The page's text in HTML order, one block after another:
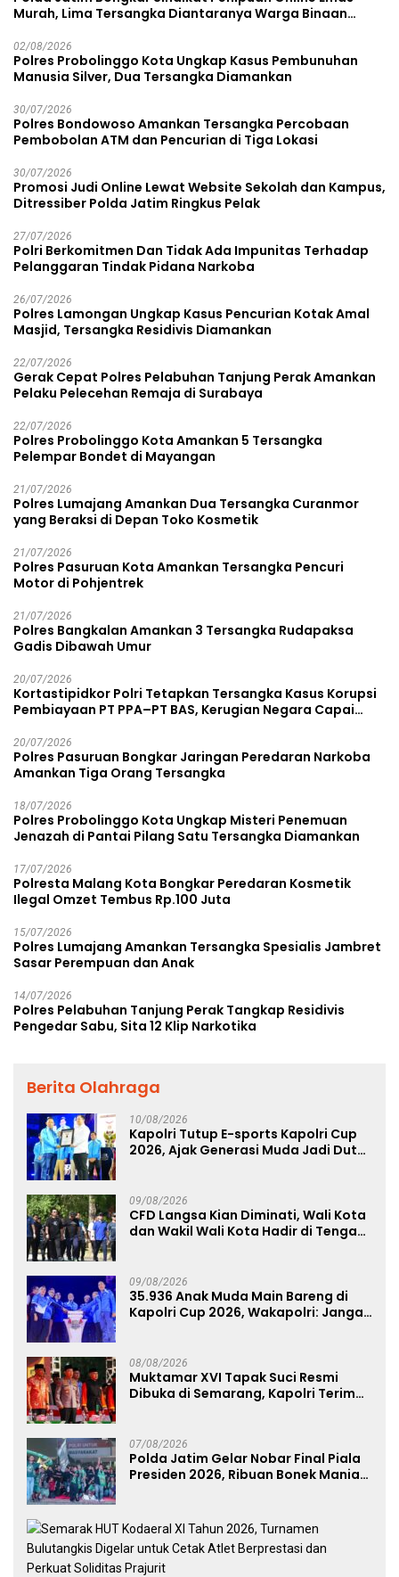
Murah, Lima Tersangka Diantaranya Warga Binaan
02/08/2026
Polres Probolinggo Kota Ungkap Kasus Pembunuhan
Manusia Silver, Dua Tersangka Diamankan
30/07/2026
Polres Bondowoso Amankan Tersangka Percobaan
Pembobolan ATM dan Pencurian di Tiga Lokasi
30/07/2026
Promosi Judi Online Lewat Website Sekolah dan Kampus,
Ditressiber Polda Jatim Ringkus Pelak
27/07/2026
Polri Berkomitmen Dan Tidak Ada Impunitas Terhadap
Pelanggaran Tindak Pidana Narkoba
26/07/2026
Polres Lamongan Ungkap Kasus Pencurian Kotak Amal
Masjid, Tersangka Residivis Diamankan
22/07/2026
Gerak Cepat Polres Pelabuhan Tanjung Perak Amankan
Pelaku Pelecehan Remaja di Surabaya
22/07/2026
Polres Probolinggo Kota Amankan 5 Tersangka
Pelempar Bondet di Mayangan
21/07/2026
Polres Lumajang Amankan Dua Tersangka Curanmor
yang Beraksi di Depan Toko Kosmetik
21/07/2026
Polres Pasuruan Kota Amankan Tersangka Pencuri
Motor di Pohjentrek
21/07/2026
Polres Bangkalan Amankan 3 Tersangka Rudapaksa
Gadis Dibawah Umur
20/07/2026
Kortastipidkor Polri Tetapkan Tersangka Kasus Korupsi
Pembiayaan PT PPA–PT BAS, Kerugian Negara Capai
20/07/2026
Polres Pasuruan Bongkar Jaringan Peredaran Narkoba
Amankan Tiga Orang Tersangka
18/07/2026
Polres Probolinggo Kota Ungkap Misteri Penemuan
Jenazah di Pantai Pilang Satu Tersangka Diamankan
17/07/2026
Polresta Malang Kota Bongkar Peredaran Kosmetik
Ilegal Omzet Tembus Rp.100 Juta
15/07/2026
Polres Lumajang Amankan Tersangka Spesialis Jambret
Sasar Perempuan dan Anak
14/07/2026
Polres Pelabuhan Tanjung Perak Tangkap Residivis
Pengedar Sabu, Sita 12 Klip Narkotika
Berita Olahraga
10/08/2026
Kapolri Tutup E-sports Kapolri Cup
2026, Ajak Generasi Muda Jadi Duta
09/08/2026
CFD Langsa Kian Diminati, Wali Kota
dan Wakil Wali Kota Hadir di Tengah
09/08/2026
35.936 Anak Muda Main Bareng di
Kapolri Cup 2026, Wakapolri: Jangan
08/08/2026
Muktamar XVI Tapak Suci Resmi
Dibuka di Semarang, Kapolri Terima
07/08/2026
Polda Jatim Gelar Nobar Final Piala
Presiden 2026, Ribuan Bonek Mania